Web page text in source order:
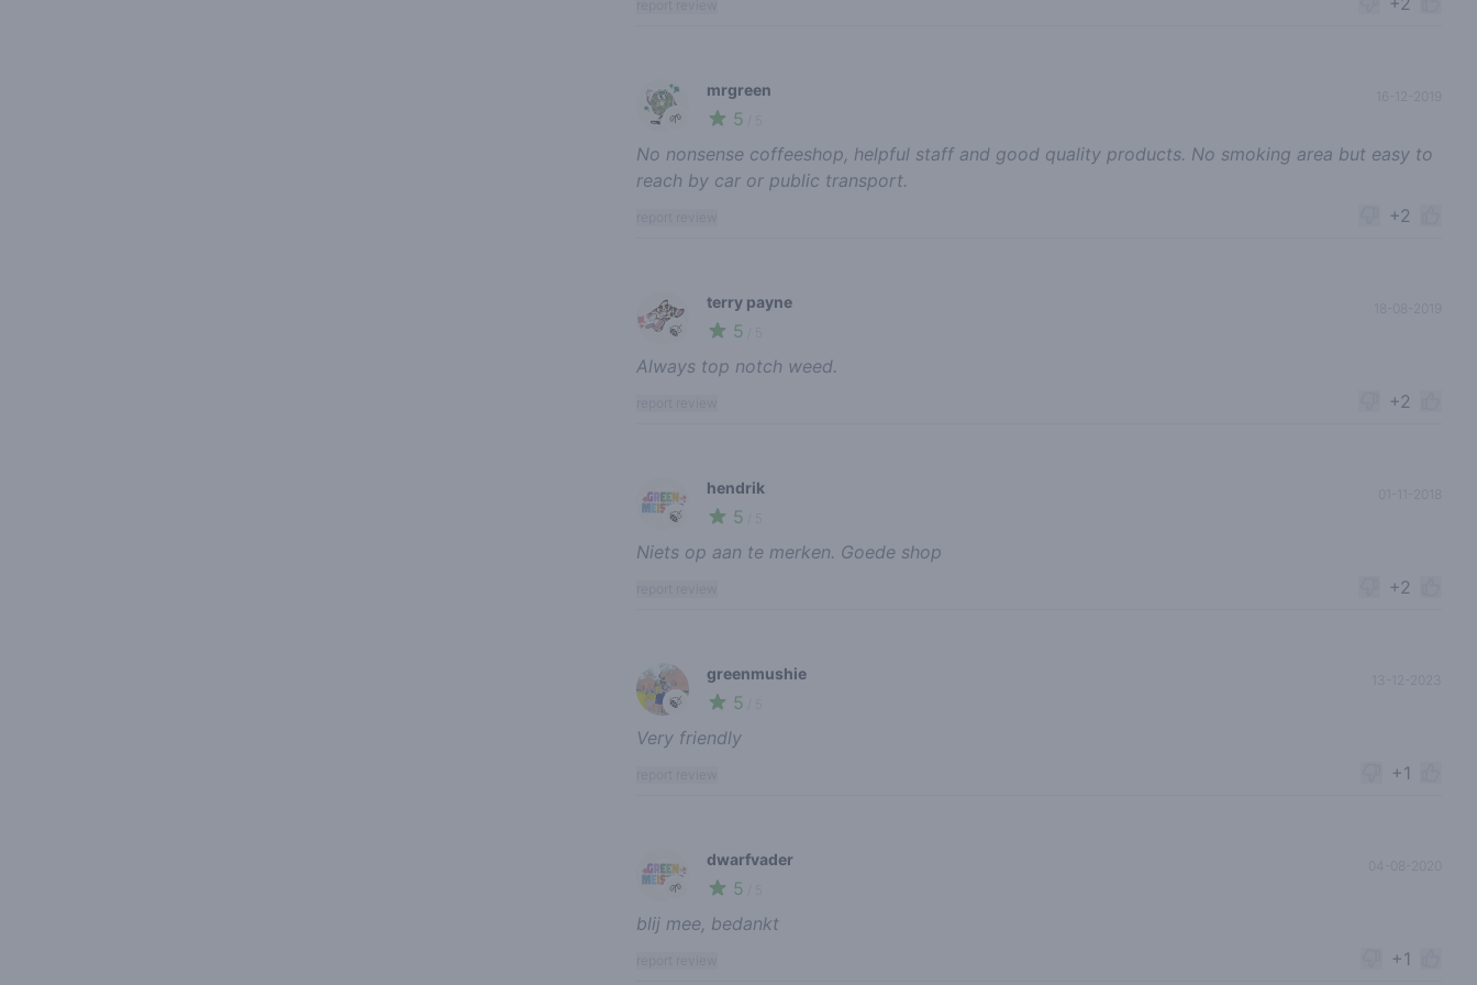
🌱
mrgreen
5
No nonsense coffeeshop, helpful staff and good quality products. No smoking area but easy to
reach by car or public transport.
+2
🍃
terry payne
5
Always top notch weed.
+2
🍃
hendrik
5
Niets op aan te merken. Goede shop
+2
🍃
greenmushie
5
13-12-2023
Very friendly
+1
🌱
dwarfvader
5
blij mee, bedankt
+1